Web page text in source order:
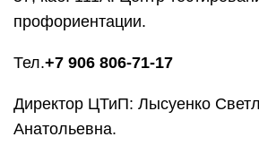
профориентации.
Тел.+7 906 806-71-17
Директор ЦТиП: Лысуенко
Анатольевна.